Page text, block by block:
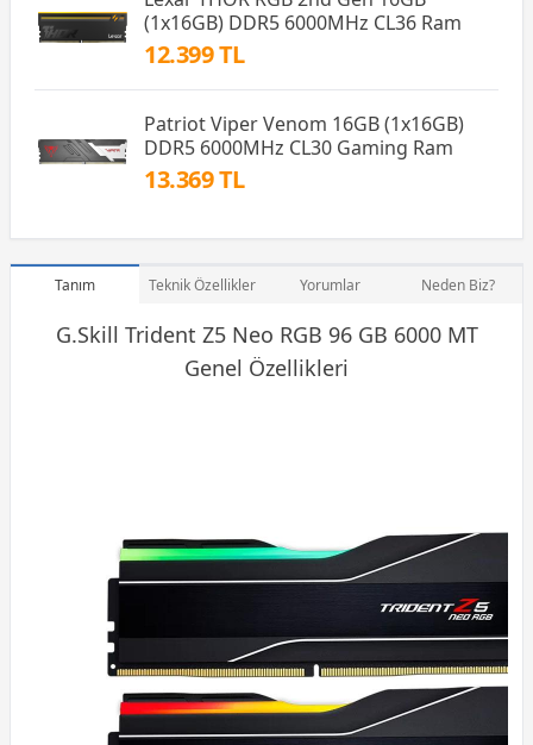
(1x16GB) DDR5 6000MHz CL36 Ram
12.399 TL
Patriot Viper Venom 16GB (1x16GB)
DDR5 6000MHz CL30 Gaming Ram
13.369 TL
Tanım Teknik Özellikler Yorumlar Neden Biz?
G.Skill Trident Z5 Neo RGB 96 GB 6000 MT
Genel Özellikleri